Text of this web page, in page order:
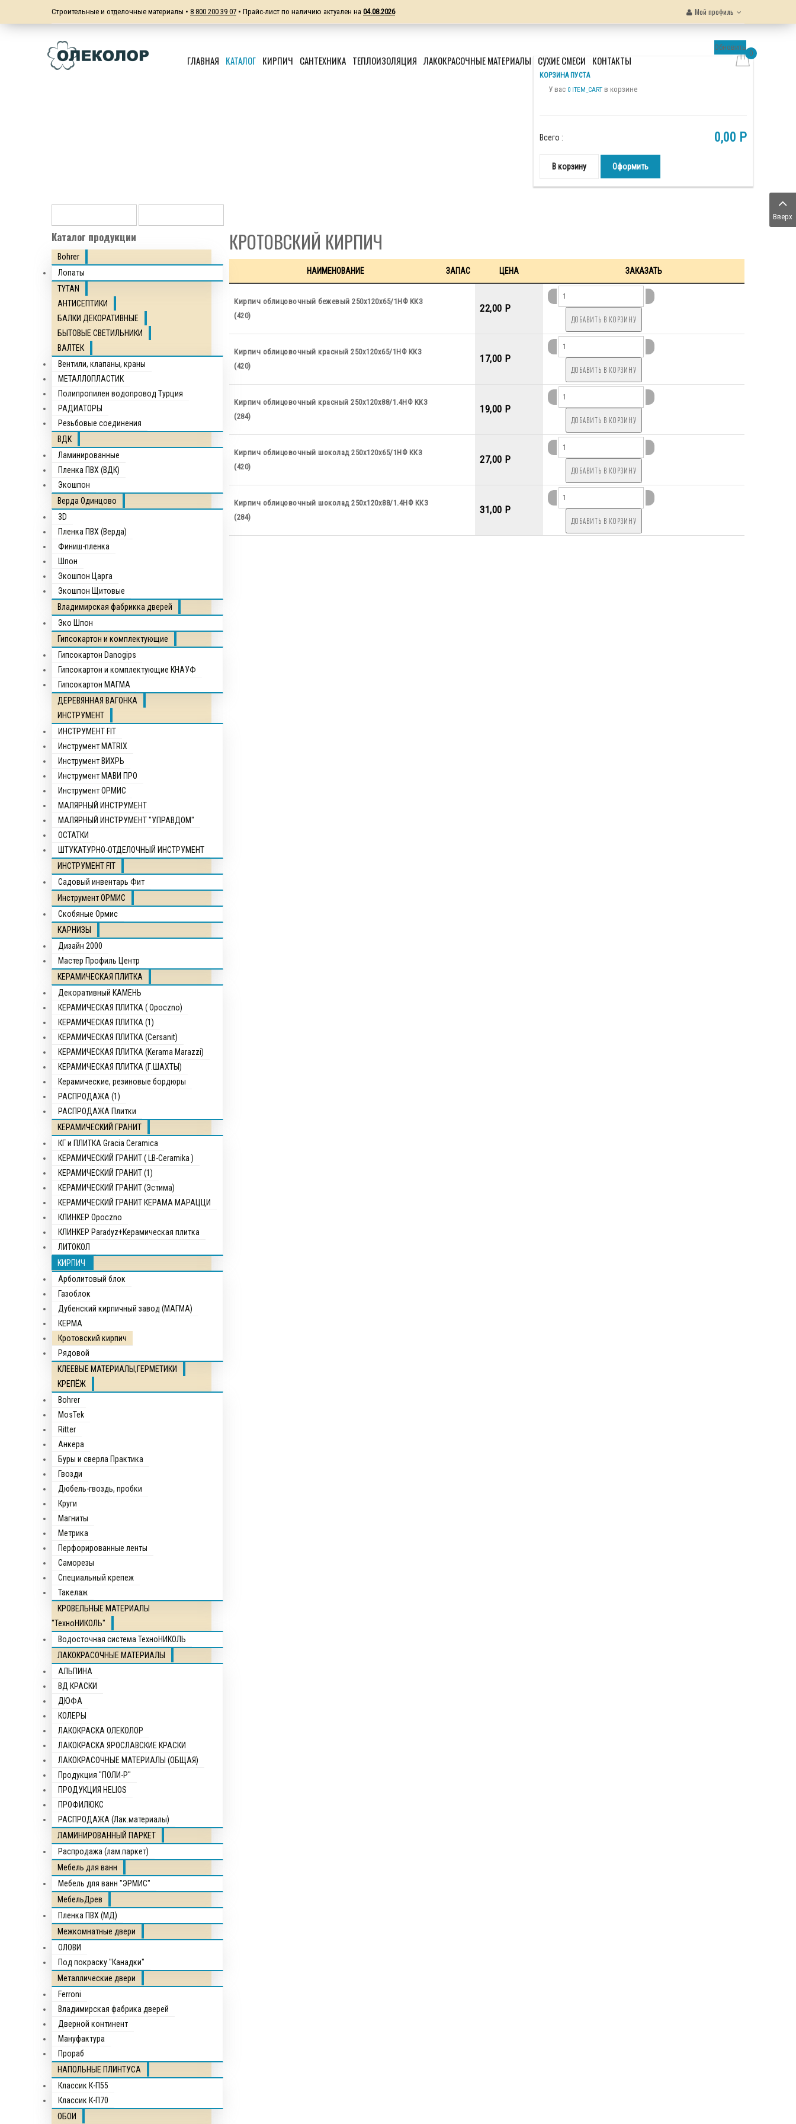
Строительные и отделочные материалы • 8 800 200 39 07 • Прайс-лист по наличию актуален на 04.08.2026 Мой профиль
ГЛАВНАЯ КАТАЛОГ КИРПИЧ САНТЕХНИКА ТЕПЛОИЗОЛЯЦИЯ ЛАКОКРАСОЧНЫЕ МАТЕРИАЛЫ СУХИЕ СМЕСИ КОНТАКТЫ
0
КОРЗИНА ПУСТА
У вас 0 ITEM_CART в корзине
Обновить
Всего : 0,00 P
В корзину Оформить
КРОТОВСКИЙ КИРПИЧ
НАИМЕНОВАНИЕ ЗАПАС ЦЕНА ЗАКАЗАТЬ
Кирпич облицовочный бежевый 250х120х65/1НФ ККЗ
(420)
22,00 P
Кирпич облицовочный красный 250х120х65/1НФ ККЗ
(420)
17,00 P
Кирпич облицовочный красный 250х120х88/1.4НФ ККЗ
(284)
19,00 P
Кирпич облицовочный шоколад 250х120х65/1НФ ККЗ
(420)
27,00 P
Кирпич облицовочный шоколад 250х120х88/1.4НФ ККЗ
(284)
31,00 P
Каталог продукции
Bohrer
Лопаты
TYTAN
АНТИСЕПТИКИ
БАЛКИ ДЕКОРАТИВНЫЕ
БЫТОВЫЕ СВЕТИЛЬНИКИ
ВАЛТЕК
Вентили, клапаны, краны
МЕТАЛЛОПЛАСТИК
Полипропилен водопровод Турция
РАДИАТОРЫ
Резьбовые соединения
ВДК
Ламинированные
Пленка ПВХ (ВДК)
Экошпон
Верда Одинцово
3D
Пленка ПВХ (Верда)
Финиш-пленка
Шпон
Экошпон Царга
Экошпон Щитовые
Владимирская фабрикка дверей
Эко Шпон
Гипсокартон и комплектующие
Гипсокартон Danogips
Гипсокартон и комплектующие КНАУФ
Гипсокартон МАГМА
ДЕРЕВЯННАЯ ВАГОНКА
ИНСТРУМЕНТ
ИНСТРУМЕНТ FIT
Инструмент MATRIX
Инструмент ВИХРЬ
Инструмент МАВИ ПРО
Инструмент ОРМИС
МАЛЯРНЫЙ ИНСТРУМЕНТ
МАЛЯРНЫЙ ИНСТРУМЕНТ "УПРАВДОМ"
ОСТАТКИ
ШТУКАТУРНО-ОТДЕЛОЧНЫЙ ИНСТРУМЕНТ
ИНСТРУМЕНТ FIT
Садовый инвентарь Фит
Инструмент ОРМИС
Скобяные Ормис
КАРНИЗЫ
Дизайн 2000
Мастер Профиль Центр
КЕРАМИЧЕСКАЯ ПЛИТКА
Декоративный КАМЕНЬ
КЕРАМИЧЕСКАЯ ПЛИТКА ( Opocznо)
КЕРАМИЧЕСКАЯ ПЛИТКА (1)
КЕРАМИЧЕСКАЯ ПЛИТКА (Cersanit)
КЕРАМИЧЕСКАЯ ПЛИТКА (Kerama Marazzi)
КЕРАМИЧЕСКАЯ ПЛИТКА (Г.ШАХТЫ)
Керамические, резиновые бордюры
РАСПРОДАЖА (1)
РАСПРОДАЖА Плитки
КЕРАМИЧЕСКИЙ ГРАНИТ
КГ и ПЛИТКА Gracia Ceramica
КЕРАМИЧЕСКИЙ ГРАНИТ ( LB-Ceramika )
КЕРАМИЧЕСКИЙ ГРАНИТ (1)
КЕРАМИЧЕСКИЙ ГРАНИТ (Эстима)
КЕРАМИЧЕСКИЙ ГРАНИТ КЕРАМА МАРАЦЦИ
КЛИНКЕР Opocznо
КЛИНКЕР Paradyz+Керамическая плитка
ЛИТОКОЛ
КИРПИЧ
Арболитовый блок
Газоблок
Дубенский кирпичный завод (МАГМА)
КЕРМА
Кротовский кирпич
Рядовой
КЛЕЕВЫЕ МАТЕРИАЛЫ,ГЕРМЕТИКИ
КРЕПЁЖ
Bohrer
MosTek
Ritter
Анкера
Буры и сверла Практика
Гвозди
Дюбель-гвоздь, пробки
Круги
Магниты
Метрика
Перфорированные ленты
Саморезы
Специальный крепеж
Такелаж
КРОВЕЛЬНЫЕ МАТЕРИАЛЫ
"ТехноНИКОЛЬ"
Водосточная система ТехноНИКОЛЬ
ЛАКОКРАСОЧНЫЕ МАТЕРИАЛЫ
АЛЬПИНА
ВД КРАСКИ
ДЮФА
КОЛЕРЫ
ЛАКОКРАСКА ОЛЕКОЛОР
ЛАКОКРАСКА ЯРОСЛАВСКИЕ КРАСКИ
ЛАКОКРАСОЧНЫЕ МАТЕРИАЛЫ (ОБЩАЯ)
Продукция "ПОЛИ-Р"
ПРОДУКЦИЯ HELIOS
ПРОФИЛЮКС
РАСПРОДАЖА (Лак.материалы)
ЛАМИНИРОВАННЫЙ ПАРКЕТ
Распродажа (лам.паркет)
Мебель для ванн
Мебель для ванн "ЭРМИС"
МебельДрев
Пленка ПВХ (МД)
Межкомнатные двери
ОЛОВИ
Под покраску "Канадки"
Металлические двери
Ferroni
Владимирская фабрика дверей
Дверной континент
Мануфактура
Прораб
НАПОЛЬНЫЕ ПЛИНТУСА
Классик К-П55
Классик К-П70
ОБОИ
Вверх